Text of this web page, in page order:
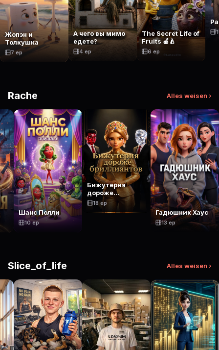
Жопэн и
Толкушка
7 ep
А чего вы мимо
едете?
4 ep
The Secret Life of
Fruits 🍎🍐
6 ep
Rache Alles weisen ›
Шанс Полли
10 ep
Бижутерия
дороже
бриллиантов
18 ep
Гадюшник Хаус
13 ep
Slice_of_life Alles weisen ›